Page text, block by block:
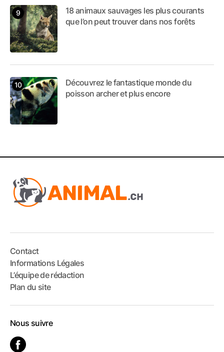
18 animaux sauvages les plus courants
que l’on peut trouver dans nos forêts
Découvrez le fantastique monde du
poisson archer et plus encore
Contact
Informations Légales
L’équipe de rédaction
Plan du site
Nous suivre